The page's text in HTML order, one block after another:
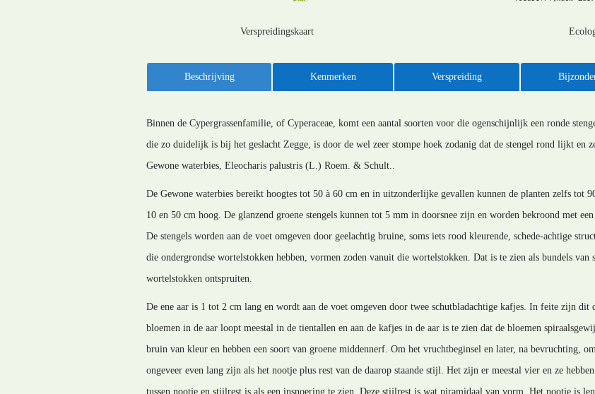
Verspreidingskaart
Beschrijving Kenmerken Verspreiding
Binnen de Cypergrassenfamilie, of Cyperaceae, komt een aantal soorten voor die ogenschijnlijk een ronde
die zo duidelijk is bij het geslacht Zegge, is door de wel zeer stompe hoek zodanig dat de stengel rond lijkt en
Gewone waterbies, Eleocharis palustris (L.) Roem. & Schult..
De Gewone waterbies bereikt hoogtes tot 50 à 60 cm en in uitzonderlijke gevallen kunnen de planten zelfs tot
10 en 50 cm hoog. De glanzend groene stengels kunnen tot 5 mm in doorsnee zijn en worden bekroond met
De stengels worden aan de voet omgeven door geelachtig bruine, soms iets rood kleurende, schede-achtige
die ondergrondse wortelstokken hebben, vormen zoden vanuit die wortelstokken. Dat is te zien als bundels van
wortelstokken ontspruiten.
De ene aar is 1 tot 2 cm lang en wordt aan de voet omgeven door twee schutbladachtige kafjes. In feite zijn dit
bloemen in de aar loopt meestal in de tientallen en aan de kafjes in de aar is te zien dat de bloemen
bruin van kleur en hebben een soort van groene middennerf. Om het vruchtbeginsel en later, na bevruchting,
ongeveer even lang zijn als het nootje plus rest van de daarop staande stijl. Het zijn er meestal vier en ze
tussen nootje en stijlrest is als een insnoering te zien. Deze stijlrest is wat piramidaal van vorm. Het nootje is